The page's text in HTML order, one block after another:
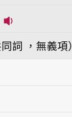
詞 ，無義項）